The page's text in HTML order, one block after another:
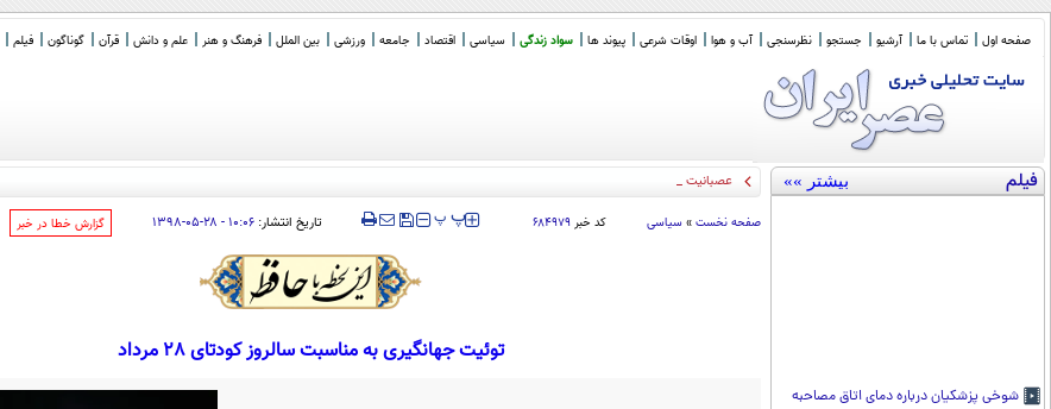
صفحه اول تماس با ما آرشیو جستجو نظرسنجی آب و هوا اوقات شرعی پیوند ها سواد زندگی سیاسی اقتصاد جامعه ورزشی بین الملل فرهنگ و هنر علم و دانش قرآن گوناگون فیلم
فیلم بیشتر »»
شوخی پزشکیان درباره دمای اتاق مصاحبه
عصبانیت حسین شریعتمداری از
صفحه نخست » سیاسی کد خبر۶۸۴۹۷۹ ‍‍‍ پ پ تاریخ انتشار:۱۰:۰۶ - ۲۸-۰۵-۱۳۹۸ ‌گزارش خطا در خبر
توئیت جهانگیری به مناسبت سالروز کودتای 28 مرداد